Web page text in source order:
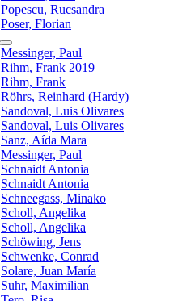
Popescu, Rucsandra
Poser, Florian
Messinger, Paul
Rihm, Frank 2019
Rihm, Frank
Röhrs, Reinhard (Hardy)
Sandoval, Luis Olivares
Sandoval, Luis Olivares
Sanz, Aída Mara
Messinger, Paul
Schnaidt Antonia
Schnaidt Antonia
Schneegass, Minako
Scholl, Angelika
Scholl, Angelika
Schöwing, Jens
Schwenke, Conrad
Solare, Juan María
Suhr, Maximilian